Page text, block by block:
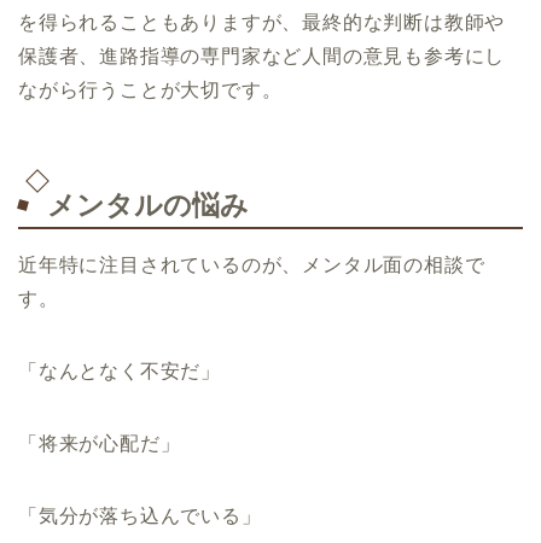
を得られることもありますが、最終的な判断は教師や
保護者、進路指導の専門家など人間の意見も参考にし
ながら行うことが大切です。
メンタルの悩み
近年特に注目されているのが、メンタル面の相談で
す。
「なんとなく不安だ」
「将来が心配だ」
「気分が落ち込んでいる」